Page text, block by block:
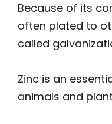
Because of its
often plated to
called
Zinc is an
animals and